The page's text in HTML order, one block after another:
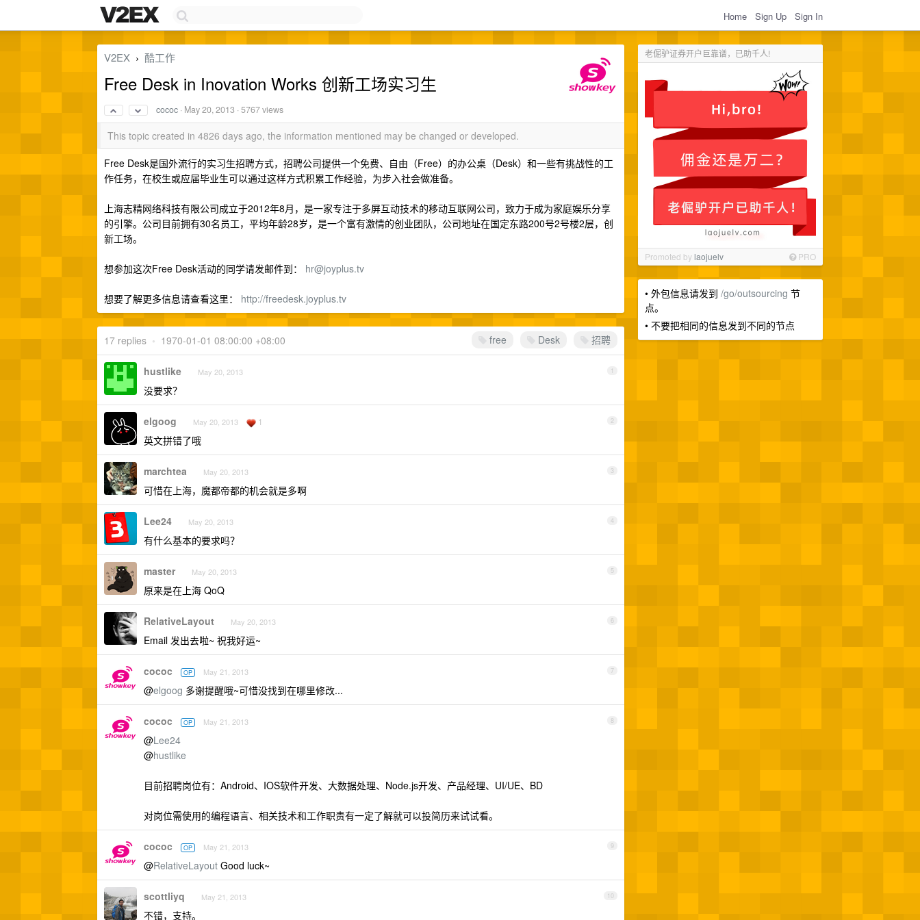
Home Sign Up Sign In
老倔驴证券开户巨靠谱，已助千人!
Promoted bylaojuelv PRO
• 外包信息请发到 /go/outsourcing 节
点。
• 不要把相同的信息发到不同的节点
V2EX › 酷工作
Free Desk in Inovation Works 创新工场实习生
cococ · May 20, 2013 · 5767 views
This topic created in 4826 days ago, the information mentioned may be changed or developed.
Free Desk是国外流行的实习生招聘方式，招聘公司提供一个免费、自由（Free）的办公桌（Desk）和一些有挑战性的工
作任务，在校生或应届毕业生可以通过这样方式积累工作经验，为步入社会做准备。
上海志精网络科技有限公司成立于2012年8月，是一家专注于多屏互动技术的移动互联网公司，致力于成为家庭娱乐分享
的引擎。公司目前拥有30名员工，平均年龄28岁，是一个富有激情的创业团队，公司地址在国定东路200号2号楼2层，创
新工场。
想参加这次Free Desk活动的同学请发邮件到： hr@joyplus.tv
想要了解更多信息请查看这里： http://freedesk.joyplus.tv
free Desk 招聘
17 replies • 1970-01-01 08:00:00 +08:00
1
hustlike May 20, 2013
没要求？
2
elgoog May 20, 2013 1
英文拼错了哦
3
marchtea May 20, 2013
可惜在上海，魔都帝都的机会就是多啊
4
Lee24 May 20, 2013
有什么基本的要求吗？
5
master May 20, 2013
原来是在上海 QoQ
6
RelativeLayout May 20, 2013
Email 发出去啦~ 祝我好运~
7
cococ OP May 21, 2013
@elgoog 多谢提醒哦~可惜没找到在哪里修改...
8
cococ OP May 21, 2013
@Lee24
@hustlike
目前招聘岗位有：Android、IOS软件开发、大数据处理、Node.js开发、产品经理、UI/UE、BD
对岗位需使用的编程语言、相关技术和工作职责有一定了解就可以投简历来试试看。
9
cococ OP May 21, 2013
@RelativeLayout Good luck~
10
scottliyq May 21, 2013
不错，支持。